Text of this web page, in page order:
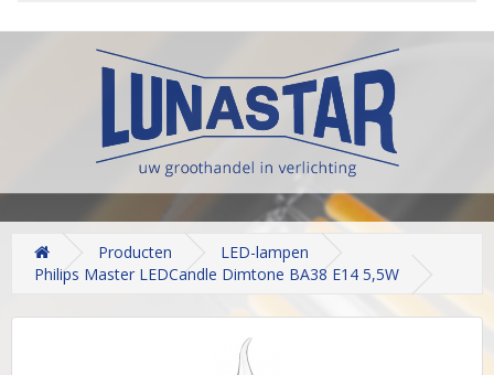
Producten
LED-lampen
Philips Master LEDCandle Dimtone BA38 E14 5,5W